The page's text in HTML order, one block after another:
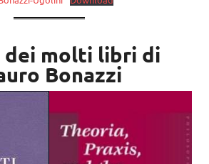
dei molti libri di
Bonazzi